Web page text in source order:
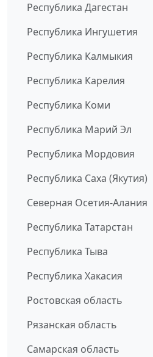
Республика Дагестан
Республика Ингушетия
Республика Калмыкия
Республика Карелия
Республика Коми
Республика Марий Эл
Республика Мордовия
Республика Саха (Якутия)
Северная Осетия-Алания
Республика Татарстан
Республика Тыва
Республика Хакасия
Ростовская область
Рязанская область
Самарская область